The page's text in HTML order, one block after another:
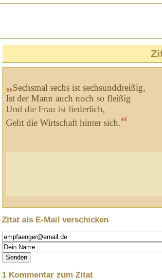
„Sechsmal sechs ist sechsunddreißig,
Ist der Mann auch noch so fleißig
Und die Frau ist liederlich,
Geht die Wirtschaft hinter sich.“
Zitat als E-Mail verschicken
1 Kommentar zum Zitat